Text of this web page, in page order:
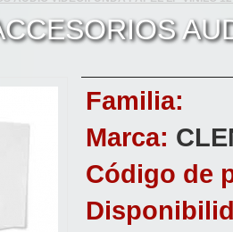
Familia:
Marca:
Código de